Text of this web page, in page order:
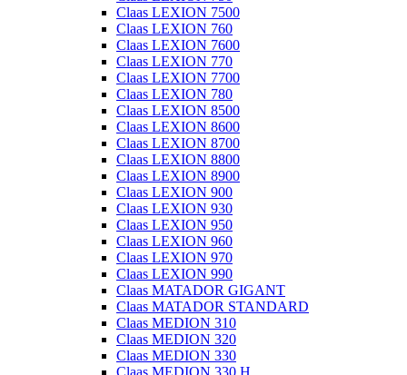
Claas LEXION 7500
Claas LEXION 760
Claas LEXION 7600
Claas LEXION 770
Claas LEXION 7700
Claas LEXION 780
Claas LEXION 8500
Claas LEXION 8600
Claas LEXION 8700
Claas LEXION 8800
Claas LEXION 8900
Claas LEXION 900
Claas LEXION 930
Claas LEXION 950
Claas LEXION 960
Claas LEXION 970
Claas LEXION 990
Claas MATADOR GIGANT
Claas MATADOR STANDARD
Claas MEDION 310
Claas MEDION 320
Claas MEDION 330
Claas MEDION 330 H